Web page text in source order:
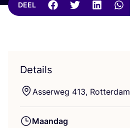
DEEL
Details
Asser­weg 413, Rotterdam
Maandag